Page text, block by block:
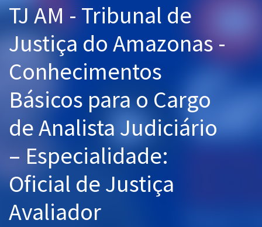
Cursos 20% OFF
Pós
Graduação
OAB
Mentorias
Questões grátis
Conteúdo gratuito
Aprovados
TJ AM - Tribunal de
Justiça do Amazonas -
Conhecimentos
Básicos para o Cargo
de Analista Judiciário
– Especialidade:
Oficial de Justiça
Avaliador